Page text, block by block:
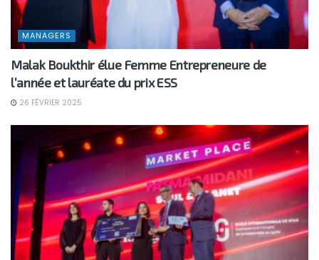
MANAGERS
Malak Boukthir élue Femme Entrepreneure de
l’année et lauréate du prix ESS
26 FÉVRIER 2025